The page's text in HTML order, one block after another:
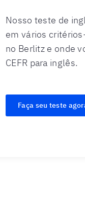
Nosso teste de
em vários
no Berlitz e onde
CEFR para inglês.
Faça seu teste